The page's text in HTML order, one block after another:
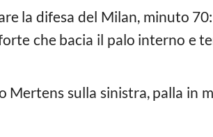
la difesa del Milan, minuto
che bacia il palo interno e
sulla sinistra, palla in